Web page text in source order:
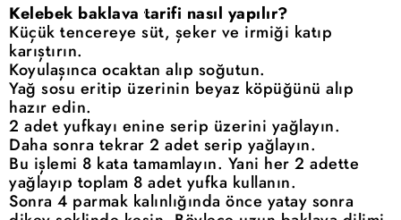
Kelebek baklava tarifi nasıl yapılır?
Küçük tencereye süt, şeker ve irmiği katıp
karıştırın.
Koyulaşınca ocaktan alıp soğutun.
Yağ sosu eritip üzerinin beyaz köpüğünü alıp
hazır edin.
2 adet yufkayı enine serip üzerini yağlayın.
Daha sonra tekrar 2 adet serip yağlayın.
Bu işlemi 8 kata tamamlayın. Yani her 2 adette
yağlayıp toplam 8 adet yufka kullanın.
Sonra 4 parmak kalınlığında önce yatay sonra